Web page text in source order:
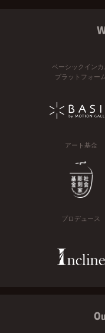
ベーシックインカ
プラットフォー
アート基金
プロデュース